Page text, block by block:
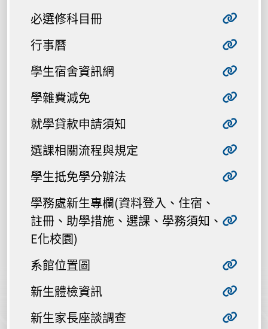
必選修科目冊
行事曆
學生宿舍資訊網
學雜費減免
就學貸款申請須知
選課相關流程與規定
學生抵免學分辦法
學務處新生專欄(資料登入、住宿、
註冊、助學措施、選課、學務須知、
E化校園)
系館位置圖
新生體檢資訊
新生家長座談調查